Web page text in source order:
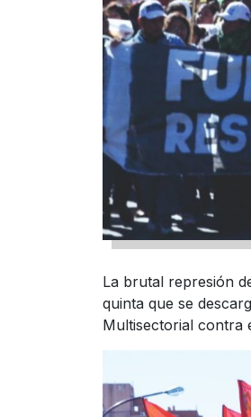
La brutal represión
quinta que se
Multisectorial contra